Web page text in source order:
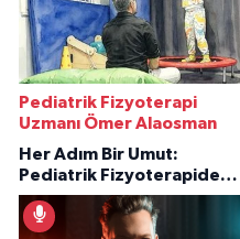
Pediatrik Fizyoterapi
Uzmanı Ömer Alaosman
Her Adım Bir Umut:
Pediatrik Fizyoterapiden
İlham Veren Hikâyeler